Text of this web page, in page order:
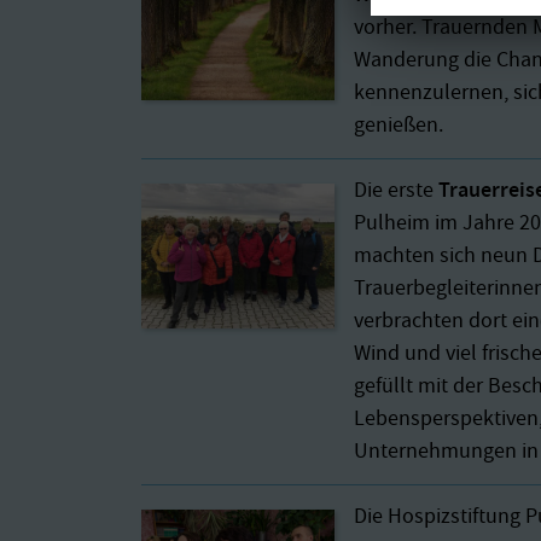
vorher. Trauernden
Wanderung die
kennenzulernen,
genießen.
Die erste
Pulheim im Jahre
machten sich neun
verbrachten dort
Wind und viel
gefüllt mit der
Unternehmungen
Die Hospizstiftung